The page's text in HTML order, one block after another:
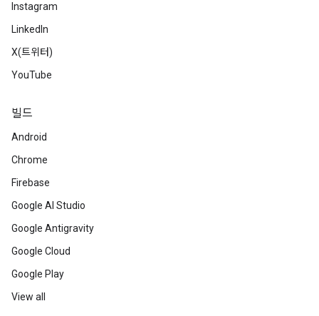
Instagram
LinkedIn
X(트위터)
YouTube
빌드
Android
Chrome
Firebase
Google AI Studio
Google Antigravity
Google Cloud
Google Play
View all